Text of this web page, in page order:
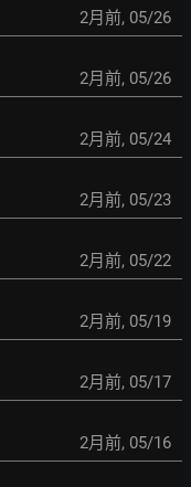
2月前, 05/26
2月前, 05/26
2月前, 05/24
2月前, 05/23
2月前, 05/22
2月前, 05/19
2月前, 05/17
2月前, 05/16